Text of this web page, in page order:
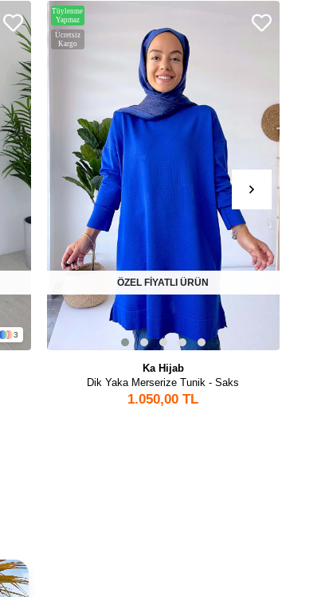
3
Ka Hijab
Dik Yaka Merserize Tunik - Saks
1.050,00 TL
Ücretsiz
Kargo
Tüylenme
Yapmaz
ÖZEL FİYATLI ÜRÜN